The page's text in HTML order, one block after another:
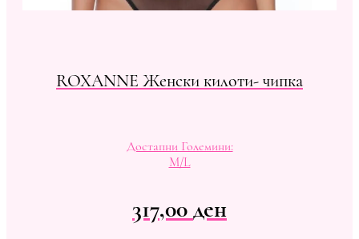
ROXANNE Женски килоти- чипка
Достапни Големини:
M/L
317,00ден